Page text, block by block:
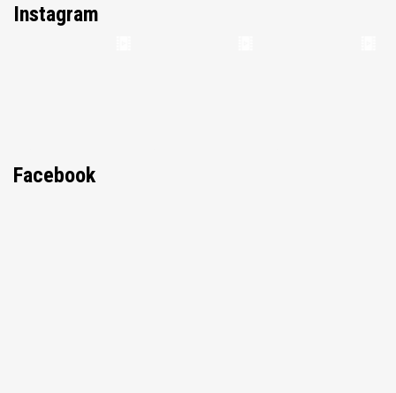
Instagram
Facebook